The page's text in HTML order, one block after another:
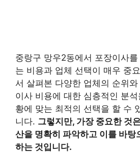
중랑구 망우2동에서 포장이사
는 비용과 업체 선택이 매우 중
서 살펴본 다양한 업체의 순위
이사 비용에 대한 심층적인 분
황에 맞는 최적의 선택을 할 수
니다. 그렇지만, 가장 중요한 것
산을 명확히 파악하고 이를 바탕
하는 것입니다.